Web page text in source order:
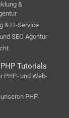
&
& IT-Service
SEO Agentur
Tutorials
PHP- und Web-
PHP-